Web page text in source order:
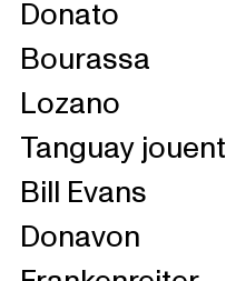
Donato
Bourassa
Lozano
Tanguay jouent
Bill Evans
Donavon